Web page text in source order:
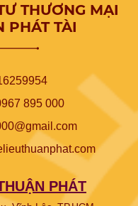
THƯƠNG MẠI
PHÁT TÀI
895 000
PHÁT